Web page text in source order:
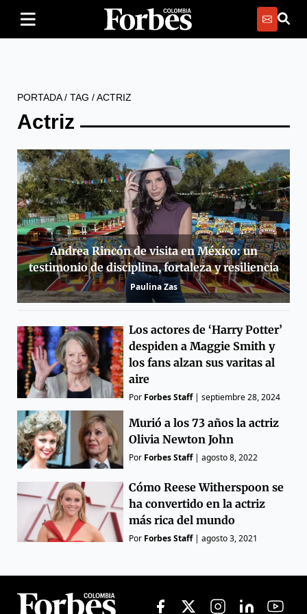
PORTADA/ TAG /ACTRIZ
Actriz
Andrea Rincón de visita en México: un
testimonio de disciplina, fortaleza y resiliencia
Paulina Zas
Los actores de ‘Harry Potter’
despiden a Maggie Smith y
los fans alzan sus varitas al
aire
Por Forbes Staff|septiembre 28, 2024
Murió a los 73 años la actriz
Olivia Newton John
Por Forbes Staff|agosto 8, 2022
Cómo Reese Witherspoon se
ha convertido en la actriz
más rica del mundo
Por Forbes Staff|agosto 3, 2021